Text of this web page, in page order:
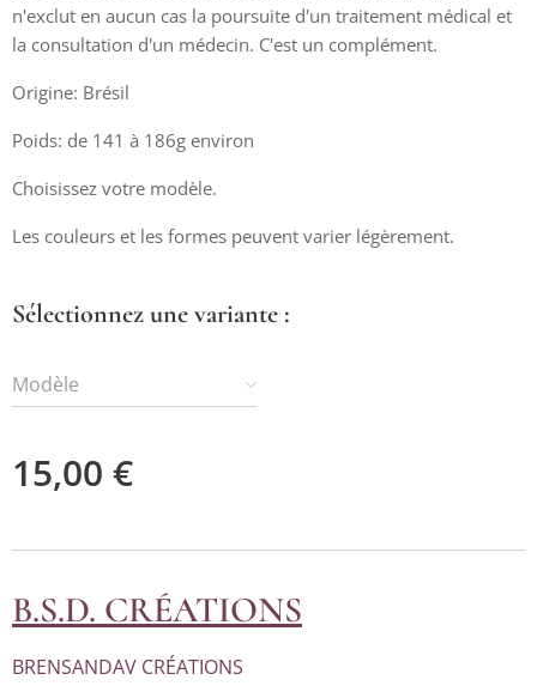
n'exclut en aucun cas la poursuite d'un traitement médical et
la consultation d'un médecin. C'est un complément.
Origine: Brésil
Poids: de 141 à 186g environ
Choisissez votre modèle.
Les couleurs et les formes peuvent varier légèrement.
Sélectionnez une variante :
Modèle
15,00 €
B.S.D. CRÉATIONS
BRENSANDAV CRÉATIONS